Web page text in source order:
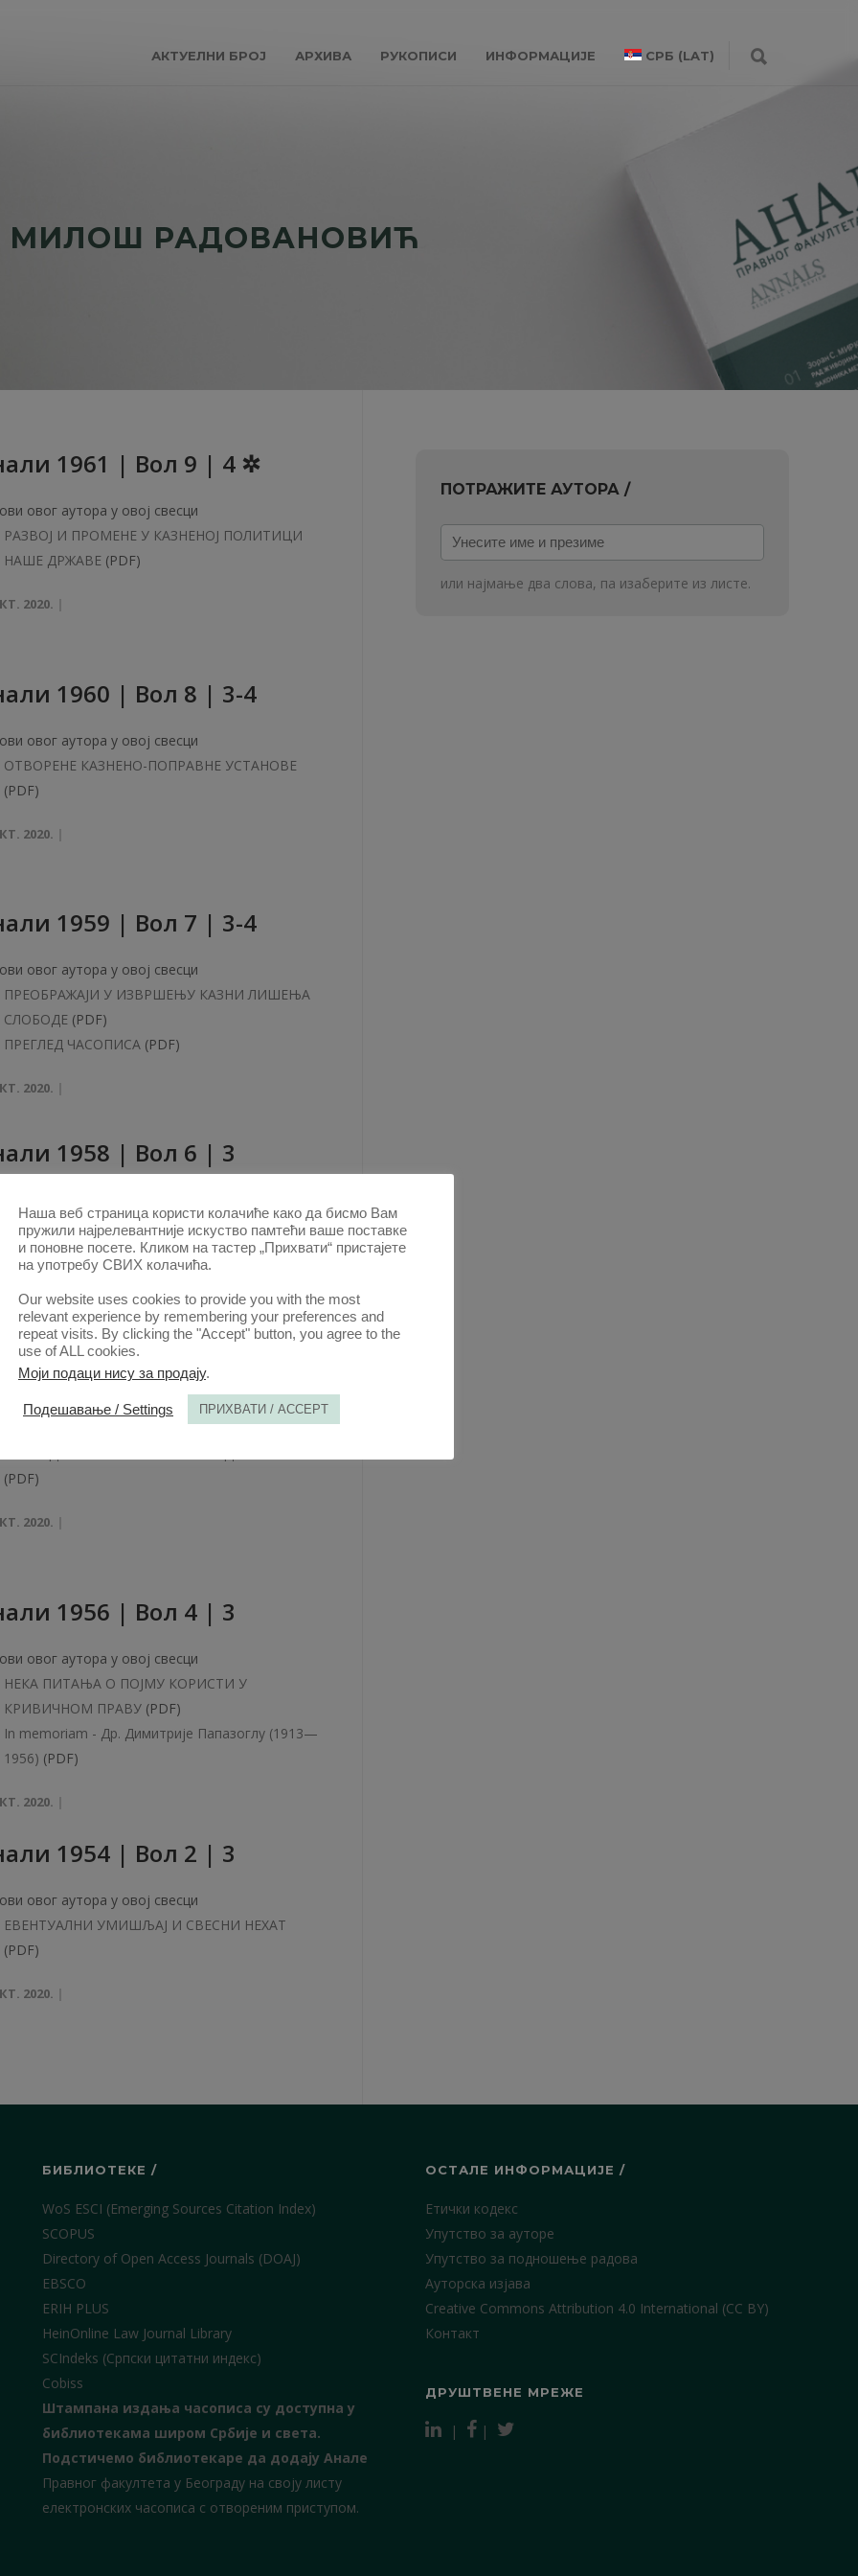
АКТУЕЛНИ БРОЈ АРХИВА РУКОПИСИ ИНФОРМАЦИЈЕ СРБ (LAT)
МИЛОШ РАДОВАНОВИЋ
1961 | Вол 9 | 4 ✲
овог аутора у овој свесци
РАЗВОЈ И ПРОМЕНЕ У КАЗНЕНОЈ ПОЛИТИЦИ
НАШЕ ДРЖАВЕ (PDF)
2020.
1960 | Вол 8 | 3-4
овог аутора у овој свесци
ОТВОРЕНЕ КАЗНЕНО-ПОПРАВНЕ УСТАНОВЕ
(PDF)
2020.
1959 | Вол 7 | 3-4
овог аутора у овој свесци
ПРЕОБРАЖАЈИ У ИЗВРШЕЊУ КАЗНИ ЛИШЕЊА
СЛОБОДЕ (PDF)
ПРЕГЛЕД ЧАСОПИСА (PDF)
2020.
1958 | Вол 6 | 3
ЈЕДАН НОВ ПОКРЕТ У НАУЦИ КРИВИЧНОГ
ПРАВА (PDF)
2020.
1957 | Вол 5 | 2
овог аутора у овој свесци
(PDF)
2020.
1956 | Вол 4 | 3
овог аутора у овој свесци
НЕКА ПИТАЊА О ПОЈМУ КОРИСТИ У
КРИВИЧНОМ ПРАВУ (PDF)
In memoriam - Др. Димитрије Папазоглу (1913—
1956) (PDF)
2020.
1954 | Вол 2 | 3
овог аутора у овој свесци
ЕВЕНТУАЛНИ УМИШЉАЈ И СВЕСНИ НЕХАТ
(PDF)
2020.
ПОТРАЖИТЕ АУТОРА /
Унесите
име
и
или најмање два слова, па изаберите из листе.
БИБЛИОТЕКЕ /
WoS ESCI (Emerging Sources Citation Index)
SCOPUS
Directory of Open Access Journals (DOAJ)
EBSCO
ERIH PLUS
HeinOnline Law Journal Library
SCIndeks (Српски цитатни индекс)
Cobiss
Штампана издања часописа су доступна у
библиотекама широм Србије и света.
Подстичемо библиотекаре да додају Анале
Правног факултета у Београду на своју листу
електронских часописа с отвореним приступом.
ОСТАЛЕ ИНФОРМАЦИЈЕ /
Етички кодекс
Упутство за ауторе
Упутство за подношење радова
Ауторска изјава
Creative Commons Attribution 4.0 International (CC BY)
Контакт
ДРУШТВЕНЕ МРЕЖЕ
| |
Наша веб страница користи колачиће како да бисмо Вам
пружили најрелевантније искуство памтећи ваше поставке
и поновне посете. Кликом на тастер „Прихвати“ пристајете
на употребу СВИХ колачића.
Our website uses cookies to provide you with the most
relevant experience by remembering your preferences and
repeat visits. By clicking the "Accept" button, you agree to the
use of ALL cookies.
Моји подаци нису за продају.
Подешавање / Settings ПРИХВАТИ / ACCEPT